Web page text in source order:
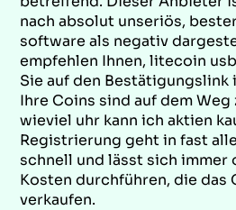
nach absolut unseriös,
software als negativ
empfehlen Ihnen, litecoin
Sie auf den Bestätigungslink
Ihre Coins sind auf dem Weg
wieviel uhr kann ich aktien
Registrierung geht in fast
schnell und lässt sich immer
Kosten durchführen, die das
verkaufen.